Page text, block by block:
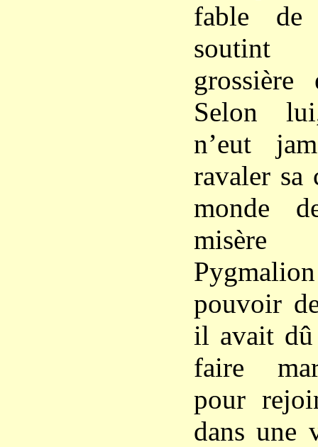
fable de
soutint
Selon
n’eut
ravaler sa
monde
pouvoir
il avait dû
faire
pour
dans une